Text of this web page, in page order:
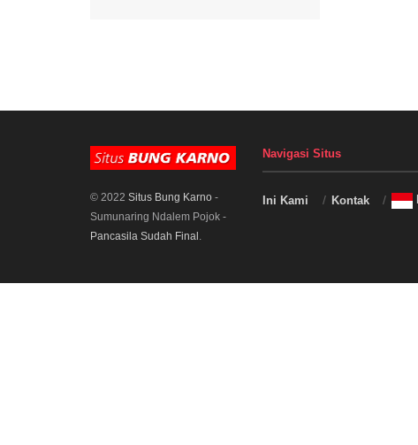
© 2022 Situs Bung Karno -
Sumunaring Ndalem Pojok -
Pancasila Sudah Final .
Navigasi Situs
Ini Kami Kontak